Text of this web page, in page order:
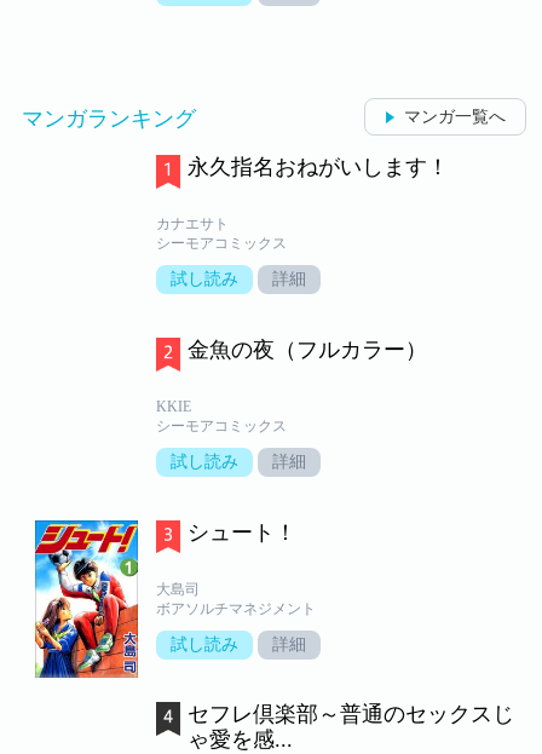
マンガランキング マンガ一覧へ
永久指名おねがいします！
カナエサト
シーモアコミックス
試し読み 詳細
金魚の夜（フルカラー）
KKIE
シーモアコミックス
試し読み 詳細
シュート！
大島司
ボアソルチマネジメント
試し読み 詳細
セフレ倶楽部～普通のセックスじ
ゃ愛を感...